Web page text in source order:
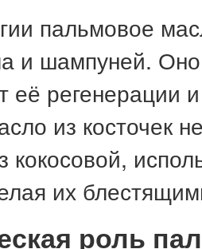
пальмовое
и шампуней. Оно
её регенерации
из косточек
кокосовой,
их
роль